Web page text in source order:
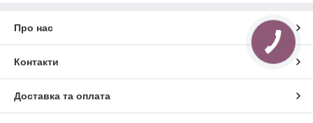
Про нас
Контакти
Доставка та оплата